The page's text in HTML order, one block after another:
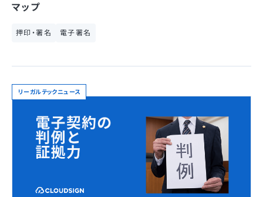
マップ
押印・署名 電子署名
リーガルテックニュース